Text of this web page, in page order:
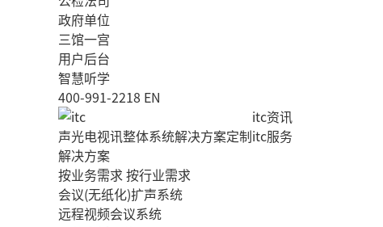
政府单位
三馆一宫
用户后台
智慧听学
400-991-2218 EN
声光电视讯整体系统解决方案定制
解决方案
按业务需求按行业需求
会议(无纸化)扩声系统
远程视频会议系统
itc资讯
itc服务